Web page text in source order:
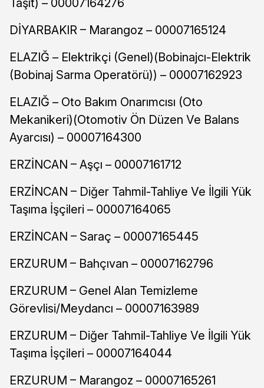
Taşıt) – 00007164276
DİYARBAKIR – Marangoz – 00007165124
ELAZIĞ – Elektrikçi (Genel)(Bobinajcı-Elektrik
(Bobinaj Sarma Operatörü)) – 00007162923
ELAZIĞ – Oto Bakım Onarımcısı (Oto
Mekanikeri)(Otomotiv Ön Düzen Ve Balans
Ayarcısı) – 00007164300
ERZİNCAN – Aşçı – 00007161712
ERZİNCAN – Diğer Tahmil-Tahliye Ve İlgili Yük
Taşıma İşçileri – 00007164065
ERZİNCAN – Saraç – 00007165445
ERZURUM – Bahçıvan – 00007162796
ERZURUM – Genel Alan Temizleme
Görevlisi/Meydancı – 00007163989
ERZURUM – Diğer Tahmil-Tahliye Ve İlgili Yük
Taşıma İşçileri – 00007164044
ERZURUM – Marangoz – 00007165261